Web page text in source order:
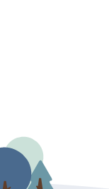
poštom na